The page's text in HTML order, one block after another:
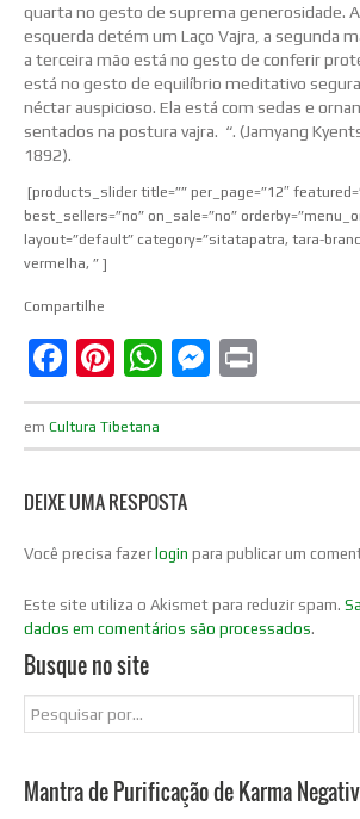
quarta no gesto de suprema generosidade.
esquerda detém um Laço Vajra, a segunda
a terceira mão está no gesto de conferir
está no gesto de equilíbrio meditativo
néctar auspicioso. Ela está com sedas e
sentados na postura vajra. “. (Jamyang
1892).
[products_slider title=”” per_page=”12″
best_sellers=”no” on_sale=”no”
layout=”default” category=”sitatapatra, tara-
vermelha, ” ]
Compartilhe
Facebook
Pinterest
WhatsApp
em Cultura Tibetana
DEIXE UMA RESPOSTA
Você precisa fazer login para publicar um
Este site utiliza o Akismet para reduzir spam.
dados em comentários são processados.
Busque no site
Mantra de Purificação de Karma